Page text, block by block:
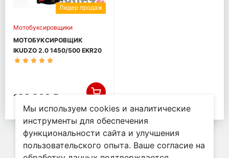
Лидер продаж
Мотобуксировщики
МОТОБУКСИРОВЩИК
IKUDZO 2.0 1450/500 EKR20
198 900 ₽
Мы используем cookies и аналитические
инструменты для обеспечения
функциональности сайта и улучшения
пользовательского опыта. Ваше согласие на